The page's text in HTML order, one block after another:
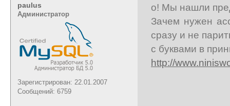
paulus
Администратор
Зарегистрирован: 22.01.2007
Сообщений: 6759
о! Мы нашли
Зачем нужен
сразу и не
с буквами в
http://